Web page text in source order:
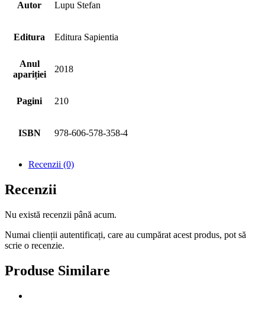
Autor Lupu Stefan
Editura Editura Sapientia
Anul
apariției
2018
Pagini 210
ISBN 978-606-578-358-4
Recenzii (0)
Recenzii
Nu există recenzii până acum.
Numai clienții autentificați, care au cumpărat acest produs, pot să
scrie o recenzie.
Produse Similare